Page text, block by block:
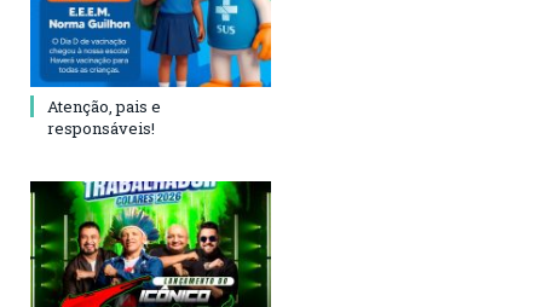
Atenção, pais e
responsáveis!